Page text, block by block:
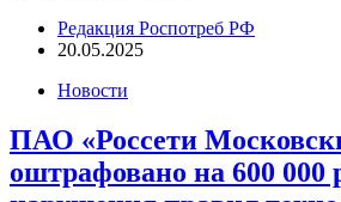
Редакция Роспотреб РФ
20.05.2025
Новости
ПАО «Россети
оштрафовано на 600 000